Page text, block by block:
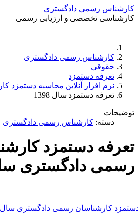
کارشناس رسمی دادگستری
کارشناسی تخصصی و ارزیابی رسمی
کارشناس رسمی دادگستری
حقوقی
تعرفه دستمزد
نرم افزار آنلاین محاسبه دستمزد
تعرفه دستمزد سال 1398
توضیحات
دسته: کارشناس رسمی دادگستری
تعرفه دستمزد
رسمی دادگستری سال